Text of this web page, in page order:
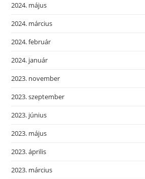
2024. május
2024. március
2024. február
2024. január
2023. november
2023. szeptember
2023. június
2023. május
2023. április
2023. március